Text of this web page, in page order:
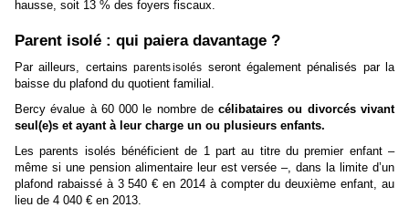
hausse, soit 13 % des foyers fiscaux.
Parent isolé : qui paiera davantage ?
Par ailleurs, certainsparents isolés seront également pénalisés par la
baisse du plafond du quotient familial.
Bercy évalue à 60 000 le nombre decélibataires ou divorcés vivant
seul(e)s et ayant à leur charge un ou plusieurs enfants.
Les parents isolés bénéficient de 1 part au titre du premier enfant –
même si une pension alimentaire leur est versée –, dans la limite d’un
plafond rabaissé à 3 540 € en 2014 à compter du deuxième enfant, au
lieu de 4 040 € en 2013.